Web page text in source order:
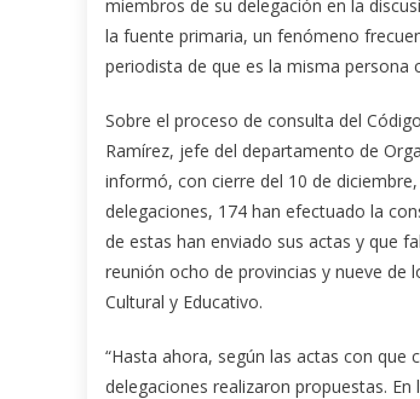
miembros de su delegación en la
la fuente primaria, un fenómeno
periodista de que es la misma persona
Sobre el proceso de consulta del
Ramírez, jefe del departamento de
informó, con cierre del 10 de diciembre,
delegaciones, 174 han efectuado la
de estas han enviado sus actas y que
reunión ocho de provincias y nueve de
Cultural y Educativo.
“Hasta ahora, según las actas con que
delegaciones realizaron propuestas. En